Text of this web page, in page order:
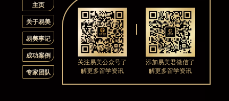
主页
关于易美
易美事记
成功案例
专家团队
关注易美公众号了
解更多留学资讯
添加易美君微信了
解更多留学资讯